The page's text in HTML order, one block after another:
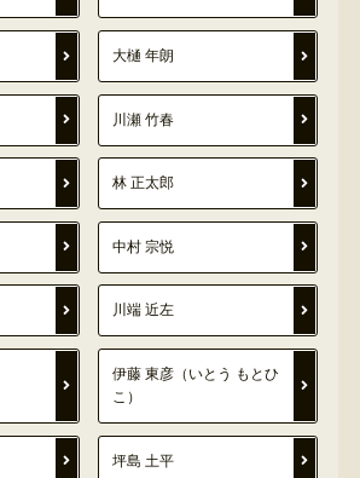
大樋 年朗
川瀬 竹春
林 正太郎
中村 宗悦
川端 近左
伊藤 東彦（いとう もとひ
こ）
坪島 土平